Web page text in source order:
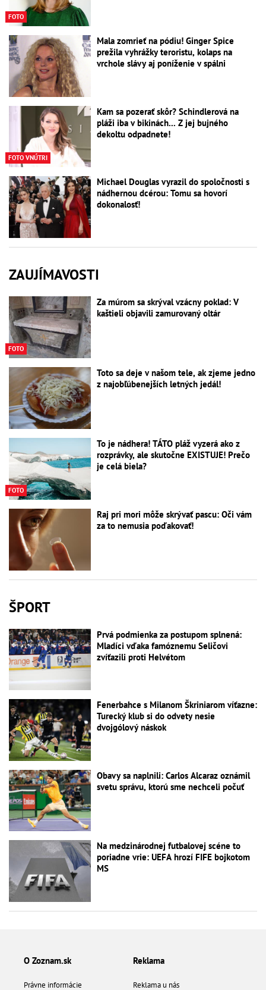
FOTO
Mala zomrieť na pódiu! Ginger Spice
prežila vyhrážky teroristu, kolaps na
vrchole slávy aj poníženie v spálni
FOTO VNÚTRI
Kam sa pozerať skôr? Schindlerová na
pláži iba v bikinách... Z jej bujného
dekoltu odpadnete!
Michael Douglas vyrazil do spoločnosti s
nádhernou dcérou: Tomu sa hovorí
dokonalosť!
ZAUJÍMAVOSTI
FOTO
Za múrom sa skrýval vzácny poklad: V
kaštieli objavili zamurovaný oltár
Toto sa deje v našom tele, ak zjeme jedno
z najobľúbenejších letných jedál!
FOTO
To je nádhera! TÁTO pláž vyzerá ako z
rozprávky, ale skutočne EXISTUJE! Prečo
je celá biela?
Raj pri mori môže skrývať pascu: Oči vám
za to nemusia poďakovať!
ŠPORT
Prvá podmienka za postupom splnená:
Mladíci vďaka famóznemu Seličovi
zvíťazili proti Helvétom
Fenerbahce s Milanom Škriniarom víťazne:
Turecký klub si do odvety nesie
dvojgólový náskok
Obavy sa naplnili: Carlos Alcaraz oznámil
svetu správu, ktorú sme nechceli počuť
Na medzinárodnej futbalovej scéne to
poriadne vrie: UEFA hrozí FIFE bojkotom
MS
O Zoznam.sk
Právne informácie
Reklama
Reklama u nás